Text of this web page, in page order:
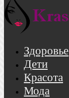
Здоровье
Дети
Красота
Мода